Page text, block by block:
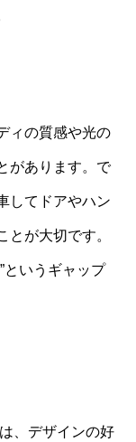
ィの質感や光の
があります。で
してドアやハン
とが大切です。
というギャップ
、デザインの好